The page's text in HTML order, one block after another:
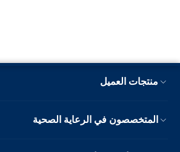
منتجات العميل
المتخصصون في الرعاية الصحية